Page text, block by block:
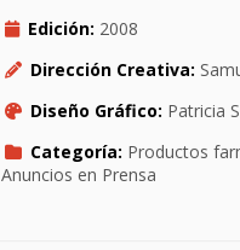
Edición: 2008
Dirección Creativa:
Diseño Gráfico: Patricia
Categoría: Productos
Anuncios en Prensa